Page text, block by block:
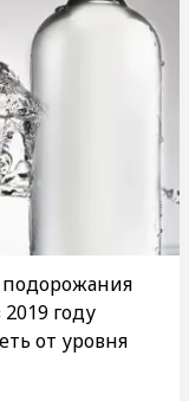
году
от уровня